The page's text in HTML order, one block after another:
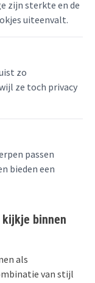
zijn sterkte en de
uiteenvalt.
zo
ze toch privacy
passen
bieden een
kijkje binnen
als
van stijl